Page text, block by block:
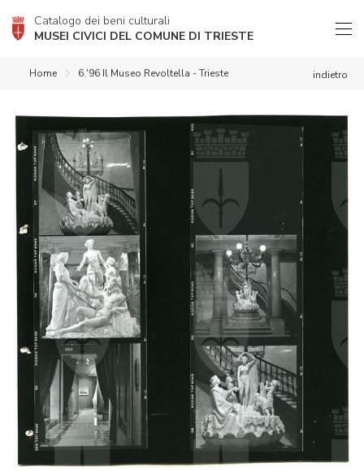
Catalogo dei beni culturali
MUSEI CIVICI DEL COMUNE DI TRIESTE
indietro
Home 6.'96 Il Museo Revoltella - Trieste